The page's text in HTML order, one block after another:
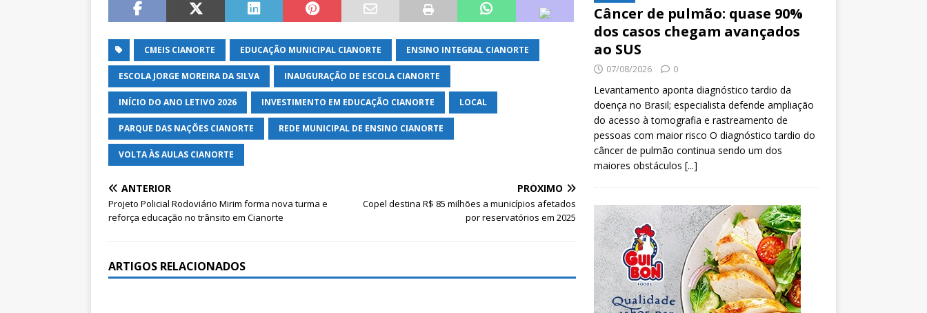
CMEIS CIANORTE EDUCAÇÃO MUNICIPAL CIANORTE ENSINO INTEGRAL CIANORTE
ESCOLA JORGE MOREIRA DA SILVA INAUGURAÇÃO DE ESCOLA CIANORTE
INÍCIO DO ANO LETIVO 2026 INVESTIMENTO EM EDUCAÇÃO CIANORTE LOCAL
PARQUE DAS NAÇÕES CIANORTE REDE MUNICIPAL DE ENSINO CIANORTE
VOLTA ÀS AULAS CIANORTE
ANTERIOR
Projeto Policial Rodoviário Mirim forma nova turma e
reforça educação no trânsito em Cianorte
PRÓXIMO
Copel destina R$ 85 milhões a municípios afetados
por reservatórios em 2025
ARTIGOS RELACIONADOS
Câncer de pulmão: quase 90%
dos casos chegam avançados
ao SUS
07/08/2026 0
Levantamento aponta diagnóstico tardio da
doença no Brasil; especialista defende ampliação
do acesso à tomografia e rastreamento de
pessoas com maior risco O diagnóstico tardio do
câncer de pulmão continua sendo um dos
maiores obstáculos [...]